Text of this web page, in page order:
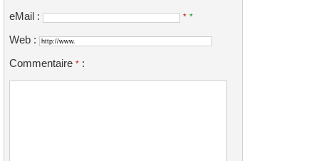
eMail : * *
Web :
Commentaire * :